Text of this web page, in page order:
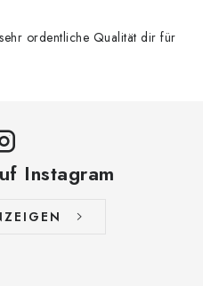
ordentliche Qualität dir für
Instagram